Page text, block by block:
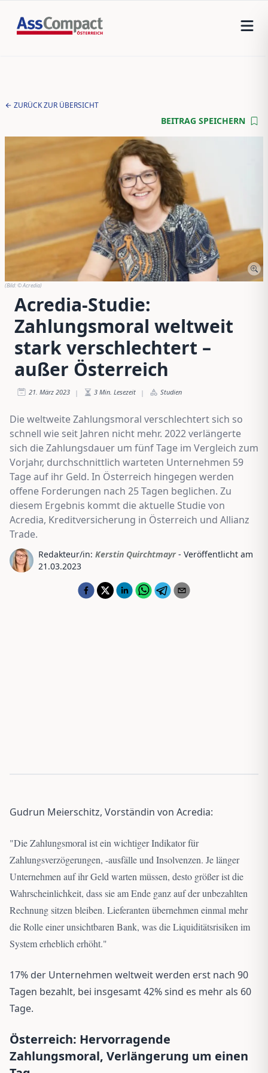
ZURÜCK ZUR ÜBERSICHT
BEITRAG SPEICHERN
(Bild:© Acredia)
Acredia-Studie:
Zahlungsmoral weltweit
stark verschlechtert –
außer Österreich
21. März 2023 | 3 Min. Lesezeit | Studien
Die weltweite Zahlungsmoral verschlechtert sich so
schnell wie seit Jahren nicht mehr. 2022 verlängerte
sich die Zahlungsdauer um fünf Tage im Vergleich zum
Vorjahr, durchschnittlich warteten Unternehmen 59
Tage auf ihr Geld. In Österreich hingegen werden
offene Forderungen nach 25 Tagen beglichen. Zu
diesem Ergebnis kommt die aktuelle Studie von
Acredia, Kreditversicherung in Österreich und Allianz
Trade.
Redakteur/in: Kerstin Quirchtmayr - Veröffentlicht am
21.03.2023
Gudrun Meierschitz, Vorständin von Acredia:
"Die Zahlungsmoral ist ein wichtiger Indikator für
Zahlungsverzögerungen, -ausfälle und Insolvenzen. Je länger
Unternehmen auf ihr Geld warten müssen, desto größer ist die
Wahrscheinlichkeit, dass sie am Ende ganz auf der unbezahlten
Rechnung sitzen bleiben. Lieferanten übernehmen einmal mehr
die Rolle einer unsichtbaren Bank, was die Liquiditätsrisiken im
System erheblich erhöht."
17% der Unternehmen weltweit werden erst nach 90
Tagen bezahlt, bei insgesamt 42% sind es mehr als 60
Tage.
Österreich: Hervorragende
Zahlungsmoral, Verlängerung um einen